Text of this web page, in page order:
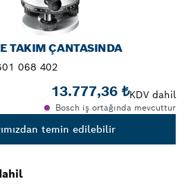
TAKIM ÇANTASINDA
068 402
13.777,36 ₺KDV dahil
Bosch iş ortağında mevcuttur
temin edilebilir